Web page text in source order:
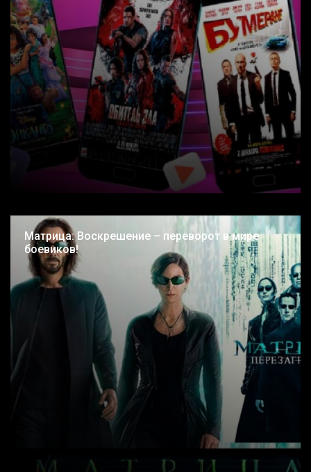
Матрица: Воскрешение – переворот в мире
боевиков!